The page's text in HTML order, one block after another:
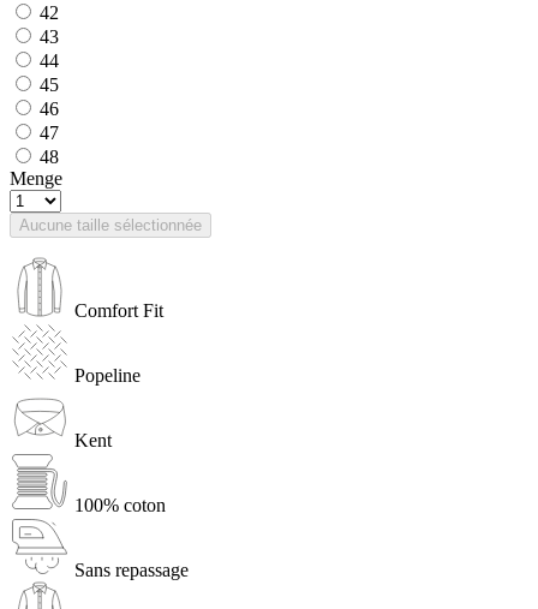
42
43
44
45
46
47
48
Menge
Aucune taille sélectionnée
Comfort Fit
Popeline
Kent
100% coton
Sans repassage